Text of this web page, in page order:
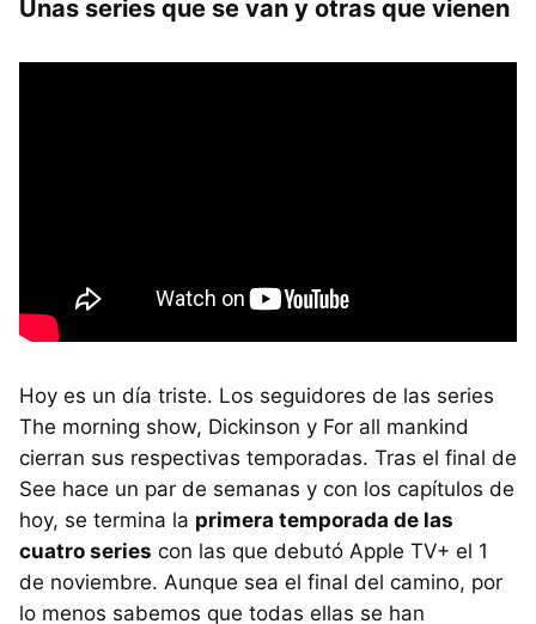
Unas series que se van y otras que vienen
Hoy es un día triste. Los seguidores de las series
The morning show, Dickinson y For all mankind
cierran sus respectivas temporadas. Tras el final de
See hace un par de semanas y con los capítulos de
hoy, se termina la primera temporada de las
cuatro series con las que debutó Apple TV+ el 1
de noviembre. Aunque sea el final del camino, por
lo menos sabemos que todas ellas se han